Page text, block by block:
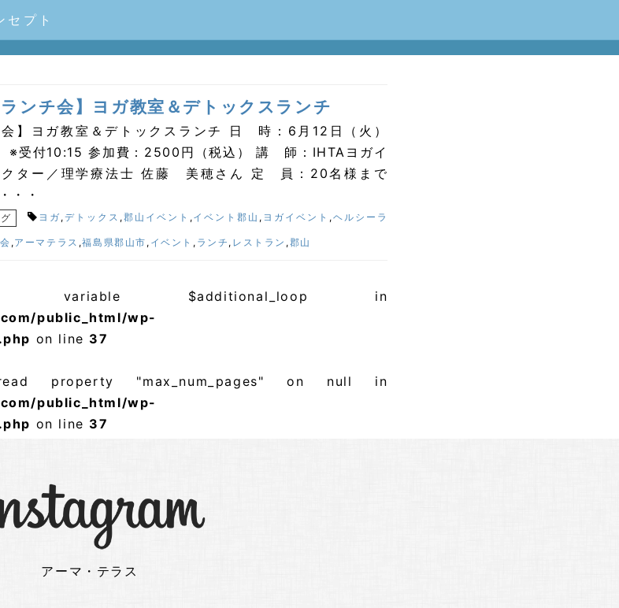
セプト
ンチ会】ヨガ教室＆デトックスランチ
会】ヨガ教室＆デトックスランチ 日 時：6月12日（火）
受付10:15 参加費：2500円（税込） 講 師：IHTAヨガイ
クター／理学療法士 佐藤 美穂さん 定 員：20名様まで
・・
ヨガ ,デトックス ,郡山イベント ,イベント郡山 , ヨガイベント ,ヘルシーラ
,アーマテラス ,福島県郡山市 , イベント , ランチ , レストラン ,郡山
variable $additional_loop in
public_html/wp-
on line 37
property "max_num_pages" on null in
public_html/wp-
on line 37
アーマ・テラス